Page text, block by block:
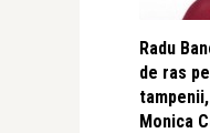
Radu
de ras
Monica